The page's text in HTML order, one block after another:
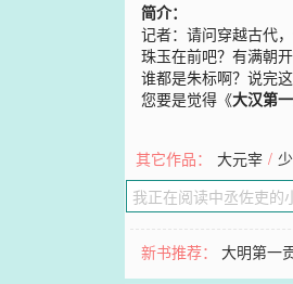
简介：
记者：请问穿越古代
珠玉在前吧？有满朝
谁都是朱标啊？说完
您要是觉得《大汉第
其它作品： 大元宰 /
新书推荐：大明第一